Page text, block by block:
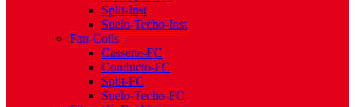
Split-Inst
Suelo-Techo-Inst
Fan-Coils
Cassette-FC
Conducto-FC
Split-FC
Suelo-Techo-FC